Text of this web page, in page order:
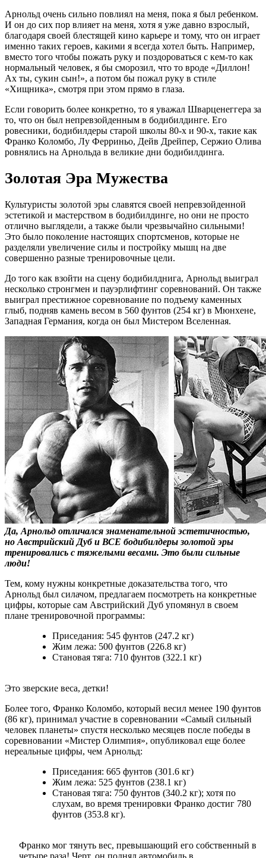
Арнольд очень сильно повлиял на меня, пока я был ребенком.
И он до сих пор влияет на меня, хотя я уже давно взрослый,
благодаря своей блестящей кино карьере и тому, что он играет
именно таких героев, какими я всегда хотел быть. Например,
вместо того чтобы пожать руку и поздороваться с кем-то как
нормальный человек, я бы сморозил, что то вроде «Диллон!
Ах ты, сукин сын!», а потом бы пожал руку в стиле
«Хищника», смотря при этом прямо в глаза.
Если говорить более конкретно, то я уважал Шварценеггера за
то, что он был непревзойденным в бодибилдинге. Его
ровесники, бодибилдеры старой школы 80-х и 90-х, такие как
Франко Коломбо, Лу Ферриньо, Дейв Дрейпер, Сержио Олива
ровнялись на Арнольда в великие дни бодибилдинга.
Золотая Эра Мужества
Культуристы золотой эры славятся своей непревзойденной
эстетикой и мастерством в бодибилдинге, но они не просто
отлично выглядели, а также были чрезвычайно сильными!
Это было поколение настоящих спортсменов, которые не
разделяли увеличение силы и постройку мышц на две
совершенно разные тренировочные цели.
До того как взойти на сцену бодибилднига, Арнольд выиграл
несколько стронгмен и пауэрлифтинг соревнований. Он также
выиграл престижное соревнование по подъему каменных
глыб, подняв камень весом в 560 фунтов (254 кг) в Мюнхене,
Западная Германия, когда он был Мистером Вселенная.
Да, Арнольд отличался знаменательной эстетичностью,
но Австрийский Дуб и ВСЕ бодибилдеры золотой эры
тренировались с тяжелыми весами. Это были сильные
люди!
Тем, кому нужны конкретные доказательства того, что
Арнольд был силачом, предлагаем посмотреть на конкретные
цифры, которые сам Австрийский Дуб упомянул в своем
плане тренировочной программы:
Приседания: 545 фунтов (247.2 кг)
Жим лежа: 500 фунтов (226.8 кг)
Становая тяга: 710 фунтов (322.1 кг)
Это зверские веса, детки!
Более того, Франко Коломбо, который весил менее 190 фунтов
(86 кг), принимал участие в соревновании «Самый сильный
человек планеты» спустя несколько месяцев после победы в
соревновании «Мистер Олимпия», опубликовал еще более
нереальные цифры, чем Арнольд:
Приседания: 665 фунтов (301.6 кг)
Жим лежа: 525 фунтов (238.1 кг)
Становая тяга: 750 фунтов (340.2 кг); хотя по
слухам, во время тренировки Франко достиг 780
фунтов (353.8 кг).
Франко мог тянуть вес, превышающий его собственный в